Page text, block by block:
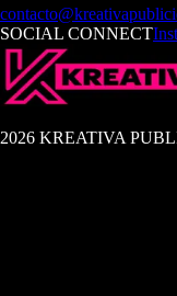
SOCIAL CONNECT
2026 KREATIVA